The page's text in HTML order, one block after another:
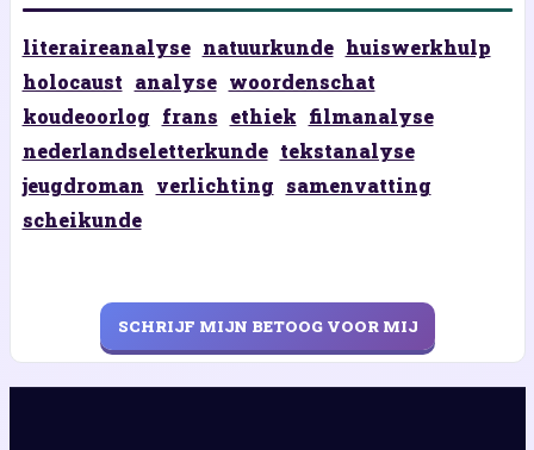
literaireanalyse natuurkunde huiswerkhulp
holocaust analyse woordenschat
koudeoorlog frans ethiek filmanalyse
nederlandseletterkunde tekstanalyse
jeugdroman verlichting samenvatting
scheikunde
SCHRIJF MIJN BETOOG VOOR MIJ